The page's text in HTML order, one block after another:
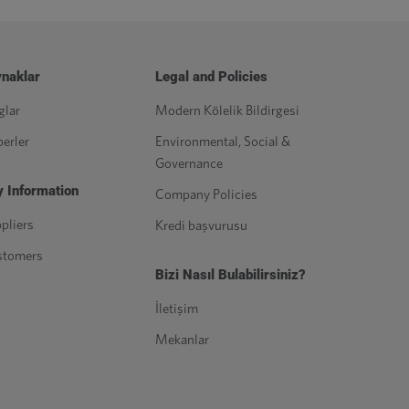
Information
Legal and Policies
Modern Kölelik Bildirgesi
Environmental, Social &
Governance
Company Policies
Kredi başvurusu
Bizi Nasıl Bulabilirsiniz?
İletişim
Mekanlar